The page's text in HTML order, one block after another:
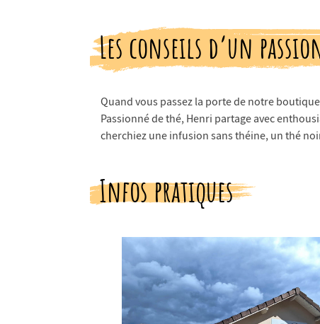
Les conseils d’un
Quand vous passez la porte de notre
Passionné de thé, Henri partage avec
cherchiez une infusion sans théine, un thé
Infos pratiques